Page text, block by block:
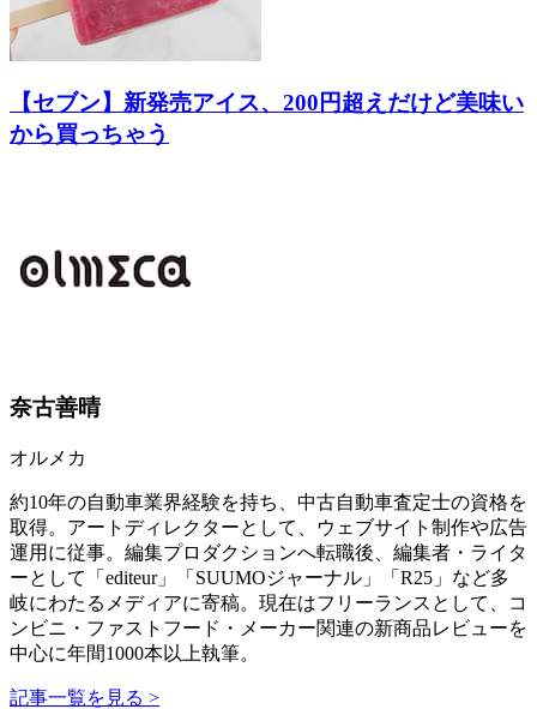
【セブン】新発売アイス、200円超えだけど美味い
から買っちゃう
奈古善晴
オルメカ
約10年の自動車業界経験を持ち、中古自動車査定士の資格を
取得。アートディレクターとして、ウェブサイト制作や広告
運用に従事。編集プロダクションへ転職後、編集者・ライタ
ーとして「editeur」「SUUMOジャーナル」「R25」など多
岐にわたるメディアに寄稿。現在はフリーランスとして、コ
ンビニ・ファストフード・メーカー関連の新商品レビューを
中心に年間1000本以上執筆。
記事一覧を見る >